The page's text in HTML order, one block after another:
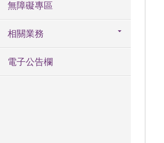
無障礙專區
相關業務
電子公告欄